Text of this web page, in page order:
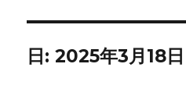
日:2025年3月18日